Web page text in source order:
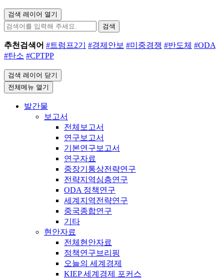
검색 레이어 열기
검색
추천검색어 #트럼프2기 #경제안보 #미중경쟁 #반도체 #ODA
#탄소 #CPTPP
검색 레이어 닫기
전체메뉴 열기
발간물
보고서
전체보고서
연구보고서
기본연구보고서
연구자료
중장기통상전략연구
전략지역심층연구
ODA 정책연구
세계지역전략연구
중국종합연구
기타
현안자료
전체현안자료
정책연구브리핑
오늘의 세계경제
KIEP 세계경제 포커스